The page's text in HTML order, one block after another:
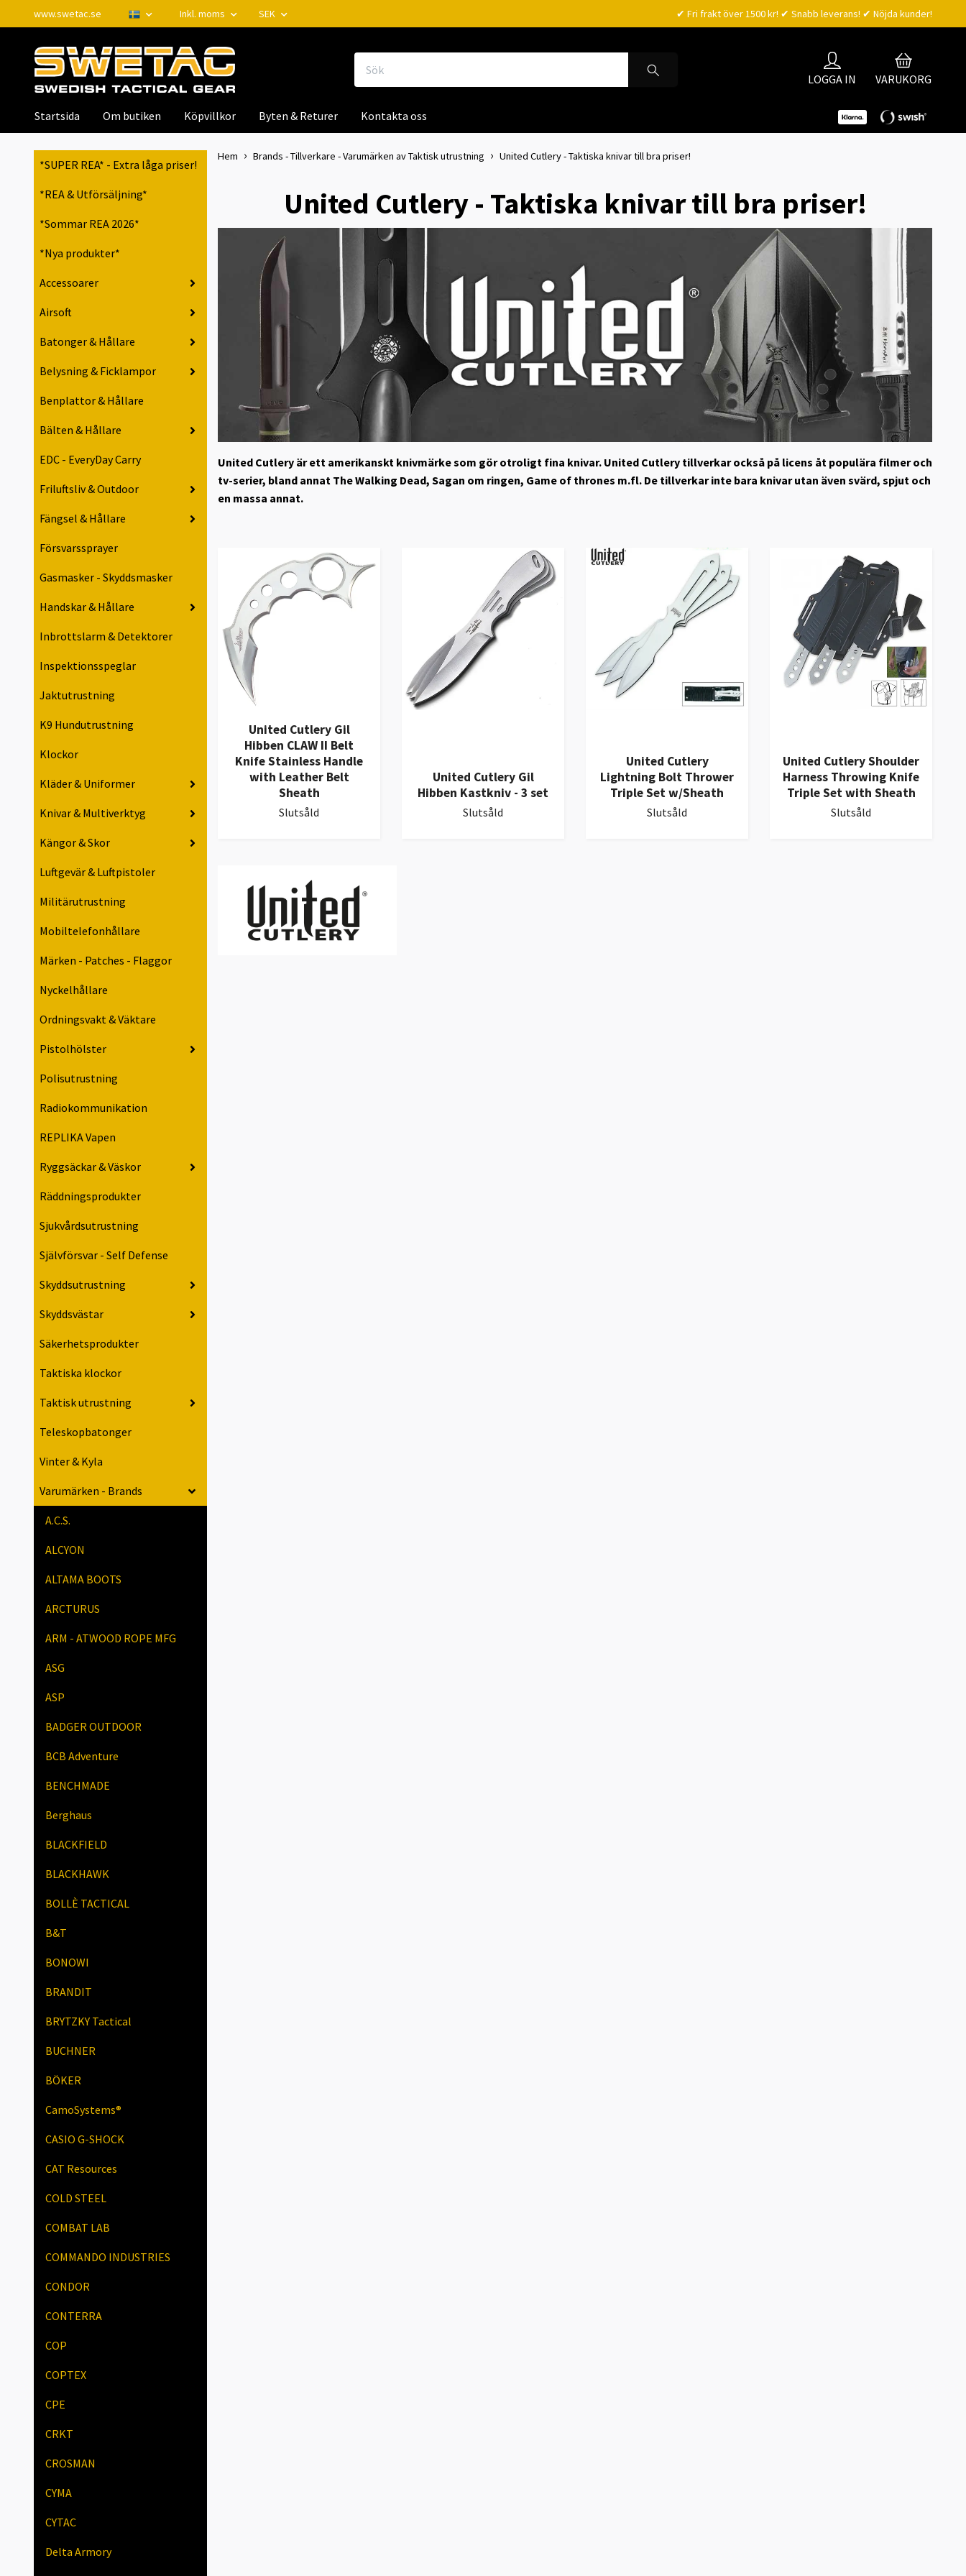
www.swetac.se Inkl. moms SEK ✔ Fri frakt över 1500 kr! ✔ Snabb leverans! ✔ Nöjda kunder!
LOGGA IN VARUKORG
Startsida Om butiken Köpvillkor Byten & Returer Kontakta oss
*SUPER REA* - Extra låga priser!
*REA & Utförsäljning*
*Sommar REA 2026*
*Nya produkter*
Accessoarer
Airsoft
Batonger & Hållare
Belysning & Ficklampor
Benplattor & Hållare
Bälten & Hållare
EDC - EveryDay Carry
Friluftsliv & Outdoor
Fängsel & Hållare
Försvarssprayer
Gasmasker - Skyddsmasker
Handskar & Hållare
Inbrottslarm & Detektorer
Inspektionsspeglar
Jaktutrustning
K9 Hundutrustning
Klockor
Kläder & Uniformer
Knivar & Multiverktyg
Kängor & Skor
Luftgevär & Luftpistoler
Militärutrustning
Mobiltelefonhållare
Märken - Patches - Flaggor
Nyckelhållare
Ordningsvakt & Väktare
Pistolhölster
Polisutrustning
Radiokommunikation
REPLIKA Vapen
Ryggsäckar & Väskor
Räddningsprodukter
Sjukvårdsutrustning
Självförsvar - Self Defense
Skyddsutrustning
Skyddsvästar
Säkerhetsprodukter
Taktiska klockor
Taktisk utrustning
Teleskopbatonger
Vinter & Kyla
Varumärken - Brands
A.C.S.
ALCYON
ALTAMA BOOTS
ARCTURUS
ARM - ATWOOD ROPE MFG
ASG
ASP
BADGER OUTDOOR
BCB Adventure
BENCHMADE
Berghaus
BLACKFIELD
BLACKHAWK
BOLLÈ TACTICAL
B&T
BONOWI
BRANDIT
BRYTZKY Tactical
BUCHNER
BÖKER
CamoSystems®
CASIO G-SHOCK
CAT Resources
COLD STEEL
COMBAT LAB
COMMANDO INDUSTRIES
CONDOR
CONTERRA
COP
COPTEX
CPE
CRKT
CROSMAN
CYMA
CYTAC
Delta Armory
Hem Brands - Tillverkare - Varumärken av Taktisk utrustning United Cutlery - Taktiska knivar till bra priser!
United Cutlery - Taktiska knivar till bra priser!
United Cutlery är ett amerikanskt knivmärke som gör otroligt fina knivar. United Cutlery tillverkar också på licens åt populära filmer och
tv-serier, bland annat The Walking Dead, Sagan om ringen, Game of thrones m.fl. De tillverkar inte bara knivar utan även svärd, spjut och
en massa annat.
United Cutlery Gil
Hibben CLAW II Belt
Knife Stainless Handle
with Leather Belt
Sheath
Slutsåld
United Cutlery Gil
Hibben Kastkniv - 3 set
Slutsåld
United Cutlery
Lightning Bolt Thrower
Triple Set w/Sheath
Slutsåld
United Cutlery Shoulder
Harness Throwing Knife
Triple Set with Sheath
Slutsåld